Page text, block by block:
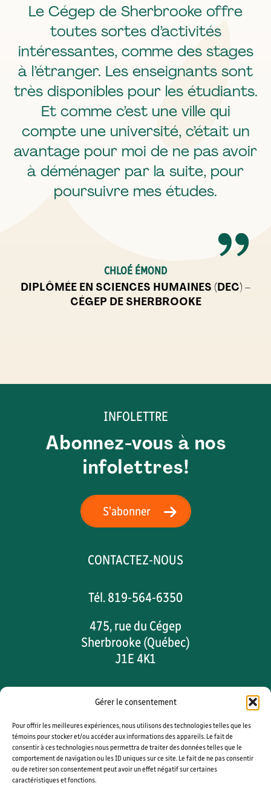
Gérer le consentement
Pour offrir les meilleures expériences, nous utilisons des technologies telles que les
témoins pour stocker et/ou accéder aux informations des appareils. Le fait de
consentir à ces technologies nous permettra de traiter des données telles que le
comportement de navigation ou les ID uniques sur ce site. Le fait de ne pas consentir
ou de retirer son consentement peut avoir un effet négatif sur certaines
caractéristiques et fonctions.
Le Cégep de Sherbrooke offre
toutes sortes d’activités
intéressantes, comme des stages
à l’étranger. Les enseignants sont
très disponibles pour les étudiants.
Et comme c’est une ville qui
compte une université, c’était un
avantage pour moi de ne pas avoir
à déménager par la suite, pour
poursuivre mes études.
CHLOÉ ÉMOND
DIPLÔMÉE EN SCIENCES HUMAINES (DEC) –
CÉGEP DE SHERBROOKE
INFOLETTRE
Abonnez-vous à nos
infolettres!
S'abonner
CONTACTEZ-NOUS
Tél. 819-564-6350
475, rue du Cégep
Sherbrooke (Québec)
J1E 4K1
OmnivoxOffice 365Moodle
Calendrier scolaireCoopérative
Plan du campusStationnement
Mesures d’urgence